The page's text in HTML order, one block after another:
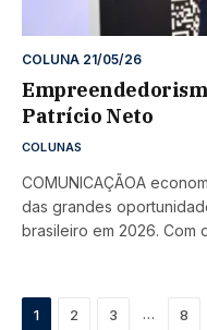
COLUNA 21/05/26
Patrício Neto
COLUNAS
COMUNICAÇÃOA
das grandes
brasileiro em 2026.
1 2 3 … 8